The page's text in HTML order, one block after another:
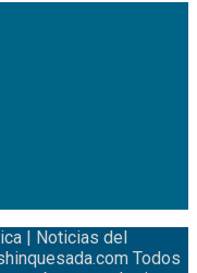
| Noticias del
Todos